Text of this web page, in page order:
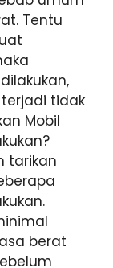
Tentu
tidak
Mobil
tarikan
berat